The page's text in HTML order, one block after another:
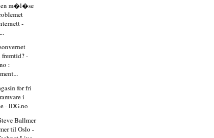
m�l�se
-
fremtid? -
:
for fri
i
- IDG.no
Ballmer
til Oslo -